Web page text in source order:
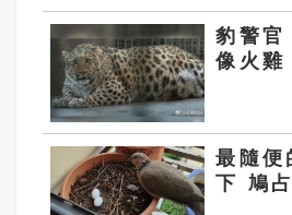
豹警
像火雞
最隨便
下 鳩